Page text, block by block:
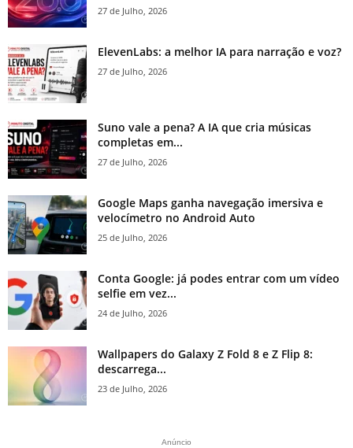
27 de Julho, 2026
ElevenLabs: a melhor IA para narração e voz?
27 de Julho, 2026
Suno vale a pena? A IA que cria músicas
completas em...
27 de Julho, 2026
Google Maps ganha navegação imersiva e
velocímetro no Android Auto
25 de Julho, 2026
Conta Google: já podes entrar com um vídeo
selfie em vez...
24 de Julho, 2026
Wallpapers do Galaxy Z Fold 8 e Z Flip 8:
descarrega...
23 de Julho, 2026
Anúncio